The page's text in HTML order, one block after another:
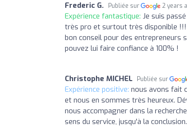
Frederic G. Publiée sur 2 years
Expérience fantastique: Je suis
très pro et surtout très disponible
bon conseil pour des entrepreneurs
pouvez lui faire confiance à 100% !
Christophe MICHEL Publiée sur
Expérience positive: nous avons fait
et nous en sommes très heureux.
nous accompagner dans la
sens du service, jusqu'à la